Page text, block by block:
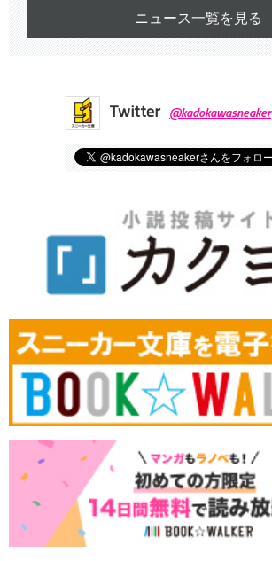
ニュース一覧を見る
Twitter @kadokawasneaker